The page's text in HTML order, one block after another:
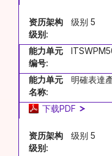
资历架构
级别:
级别 5
能力单元
编号:
能力单元
名称:
明確表達
下载PDF
资历架构
级别:
级别 5